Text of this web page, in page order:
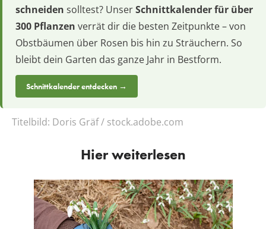
schneiden solltest? UnserSchnittkalender für über
300 Pflanzen verrät dir die besten Zeitpunkte – von
Obstbäumen über Rosen bis hin zu Sträuchern. So
bleibt dein Garten das ganze Jahr in Bestform.
Schnittkalender entdecken →
Titelbild: Doris Gräf / stock.adobe.com
Hier weiterlesen